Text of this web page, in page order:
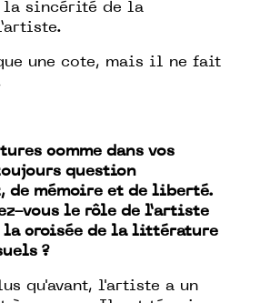
la sincérité de la
une cote, mais il ne fait
comme dans vos
question
de mémoire et de liberté.
vous le rôle de l’artiste
la croisée de la littérature
?
qu'avant, l'artiste a un